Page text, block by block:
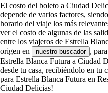
El costo del boleto a Ciudad
depende de varios factores,
horario del viaje los más
ver el costo de algunas de las
entre los viajeros de Estrella
origen en
nuestro buscador ,
Estrella Blanca Futura a Ciudad
desde tu casa, recibiéndolo en tu
para Estrella Blanca Futura en
Ciudad Delicias!